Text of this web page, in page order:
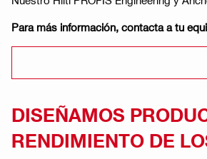
Para más información, contacta a tu
DISEÑAMOS
RENDIMIENTO DE